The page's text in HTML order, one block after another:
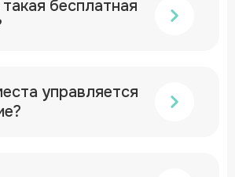
бесплатная
управляется